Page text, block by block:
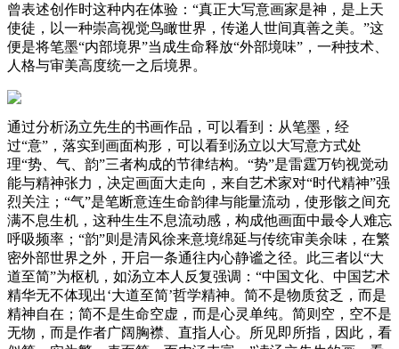
曾表述创作时这种内在体验：“真正大写意画家是神，是上天
使徒，以一种崇高视觉鸟瞰世界，传递人世间真善之美。”这
便是将笔墨“内部境界”当成生命释放“外部境味”，一种技术、
人格与审美高度统一之后境界。
通过分析汤立先生的书画作品，可以看到：从笔墨，经
过“意”，落实到画面构形，可以看到汤立以大写意方式处
理“势、气、韵”三者构成的节律结构。“势”是雷霆万钧视觉动
能与精神张力，决定画面大走向，来自艺术家对“时代精神”强
烈关注；“气”是笔断意连生命韵律与能量流动，使形骸之间充
满不息生机，这种生生不息流动感，构成他画面中最令人难忘
呼吸频率；“韵”则是清风徐来意境绵延与传统审美余味，在繁
密外部世界之外，开启一条通往内心静谧之径。此三者以“大
道至简”为枢机，如汤立本人反复强调：“中国文化、中国艺术
精华无不体现出‘大道至简’哲学精神。简不是物质贫乏，而是
精神自在；简不是生命空虚，而是心灵单纯。简则空，空不是
无物，而是作者广阔胸襟、直指人心。所见即所指，因此，看